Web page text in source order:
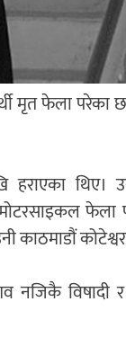
फेला परेका
थिए।
फेला
काठमाडौं
विषादी